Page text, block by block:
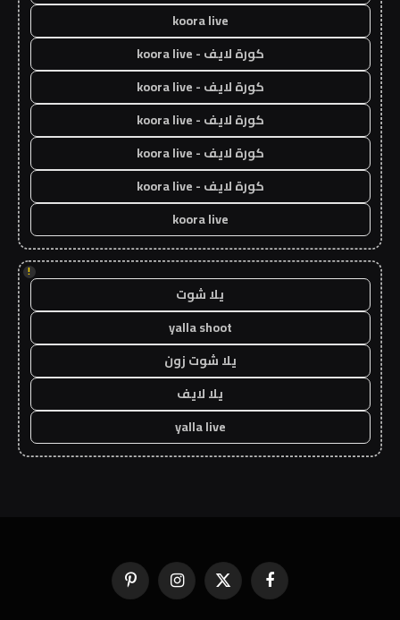
koora live
كورة لايف - koora live
كورة لايف - koora live
كورة لايف - koora live
كورة لايف - koora live
كورة لايف - koora live
koora live
!
يلا شوت
yalla shoot
يلا شوت زون
يلا لايف
yalla live
فيسبوك X
(Twitter)
الانستغرامبينتيريست